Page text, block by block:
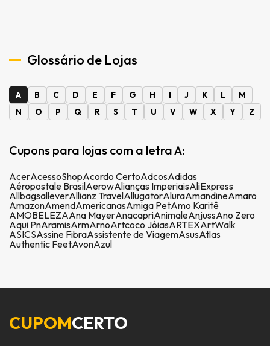
Glossário de Lojas
A B C D E F G H I J K L
M
N
O P Q R S T U V W X Y Z
Cupons para lojas com a letra A:
AcerAcessoShopAcordo CertoAdcosAdidas
Aéropostale BrasilAerowAlianças ImperiaisAliExpress
AllbagsalleverAllianz TravelAllugatorAluraAmandineAmaro
AmazonAmendAmericanasAmiga PetAmo Karitê
AMOBELEZAAna MayerAnacapriAnimaleAnjussAno Zero
Aqui PnAramisArmArnoArtcoco JóiasARTEXArtWalk
ASICSAssine FibraAssistente de ViagemAsusAtlas
Authentic FeetAvonAzul
CUPOMCERTO